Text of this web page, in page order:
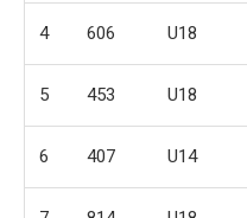
4 606 U18
5 453 U18
6 407 U14